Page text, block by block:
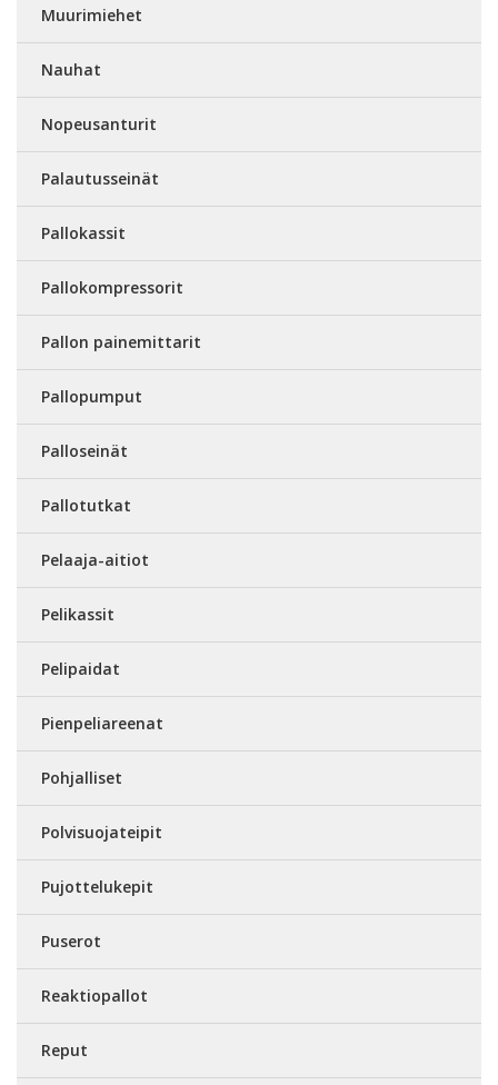
Muurimiehet
Nauhat
Nopeusanturit
Palautusseinät
Pallokassit
Pallokompressorit
Pallon painemittarit
Pallopumput
Palloseinät
Pallotutkat
Pelaaja-aitiot
Pelikassit
Pelipaidat
Pienpeliareenat
Pohjalliset
Polvisuojateipit
Pujottelukepit
Puserot
Reaktiopallot
Reput